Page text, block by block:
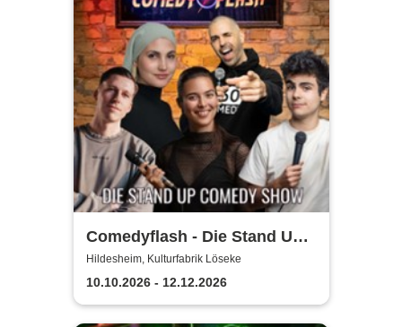
Comedyflash - Die Stand Up
Comedy Show in Hildesheim
Hildesheim, Kulturfabrik Löseke
10.10.2026 - 12.12.2026